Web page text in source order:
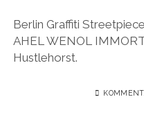
Berlin Graffiti
AHEL WENOL
Hustlehorst.